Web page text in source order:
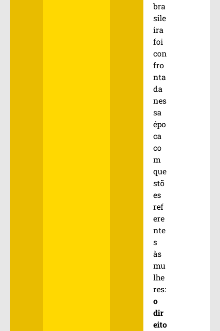
bra
sile
ira
foi
con
fro
nta
da
nes
sa
épo
ca
co
m
que
stõ
es
ref
ere
nte
s
às
mu
lhe
res:
o
dir
eito